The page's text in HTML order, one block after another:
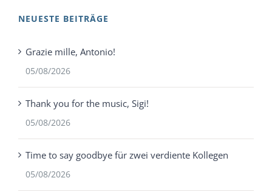
NEUESTE BEITRÄGE
Grazie mille, Antonio!
05/08/2026
Thank you for the music, Sigi!
05/08/2026
Time to say goodbye für zwei verdiente Kollegen
05/08/2026